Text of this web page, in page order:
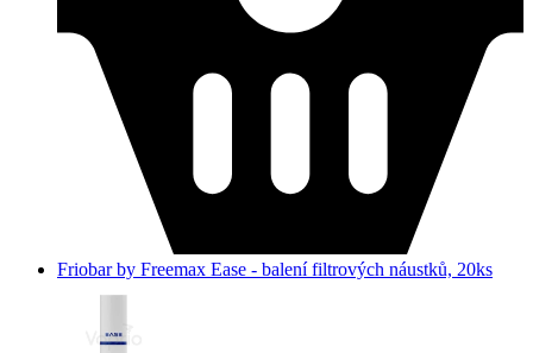
Friobar by Freemax Ease - balení filtrových náustků, 20ks